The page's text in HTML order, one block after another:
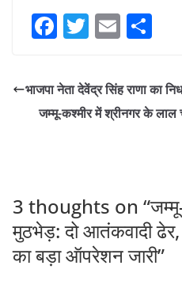
F
c
e
b
k
T
itt
er
E
ai
l
ar
e
भाजपा नेता देवेंद्र सिंह राणा का
जम्मू-कश्मीर में श्रीनगर के
3 thoughts on “
मुठभेड़: दो आतंकवादी ढेर,
का बड़ा ऑपरेशन जारी”